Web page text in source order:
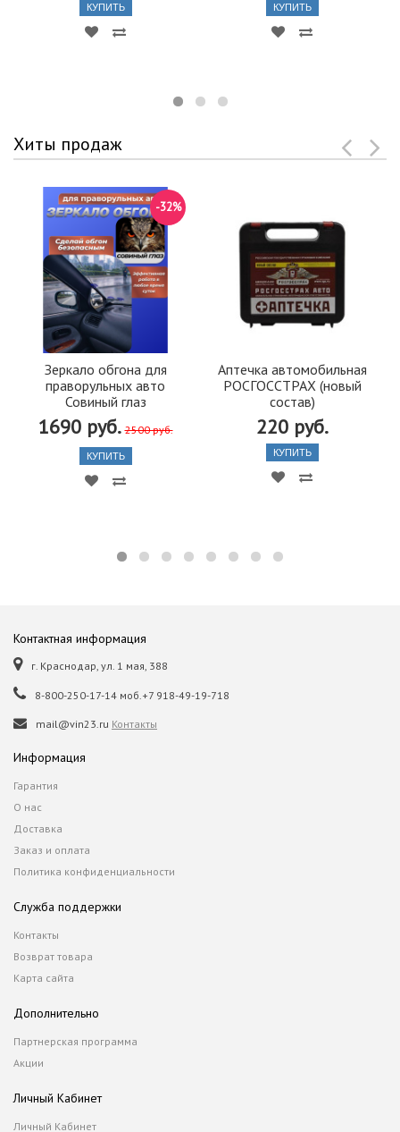
КУПИТЬ КУПИТЬ
Хиты продаж
Зеркало обгона для
праворульных авто
Совиный глаз
1690 руб. 2500 руб.
-32%
КУПИТЬ
Аптечка автомобильная
РОСГОССТРАХ (новый
состав)
220 руб.
КУПИТЬ
Контактная информация
г. Краснодар, ул. 1 мая, 388
8-800-250-17-14 моб.+7 918-49-19-718
mail@vin23.ru Контакты
Информация
Гарантия
О нас
Доставка
Заказ и оплата
Политика конфиденциальности
Служба поддержки
Контакты
Возврат товара
Карта сайта
Дополнительно
Партнерская программа
Акции
Личный Кабинет
Личный Кабинет